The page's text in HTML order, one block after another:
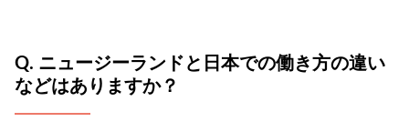
Q. ニュージーランドと日本での働き方の違い
などはありますか？